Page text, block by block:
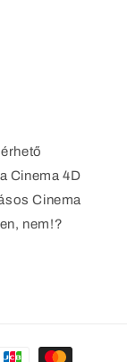
Cinema 4D
Cinema
nem!?